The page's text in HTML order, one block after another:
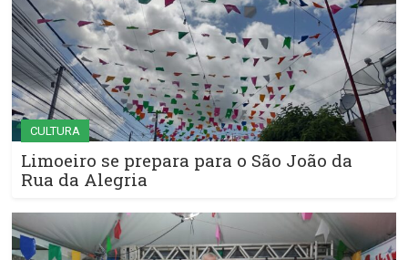
CULTURA
Limoeiro se prepara para o São João da
Rua da Alegria